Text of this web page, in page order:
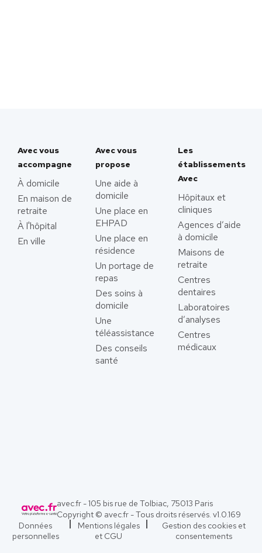
Avec vous
accompagne
À domicile
En maison de
retraite
À l'hôpital
En ville
Avec vous
propose
Une aide à
domicile
Une place en
EHPAD
Une place en
résidence
Un portage de
repas
Des soins à
domicile
Une
téléassistance
Des conseils
santé
Les
établissements
Avec
Hôpitaux et
cliniques
Agences d’aide
à domicile
Maisons de
retraite
Centres
dentaires
Laboratoires
d’analyses
Centres
médicaux
avec.fr - 105 bis rue de Tolbiac, 75013 Paris
Copyright © avec.fr - Tous droits réservés. v1.0.169
Données
personnelles
Mentions légales
et CGU
Gestion des cookies et
consentements